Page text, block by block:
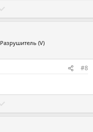
р
т
и
Разрушитель (V)
#8
р